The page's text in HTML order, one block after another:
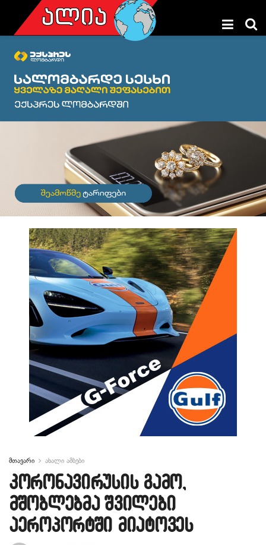
მთავარი ახალი ამბები
კორონავირუსის გამო,
მშობლებმა შვილები
აეროპორტში მიატოვეს